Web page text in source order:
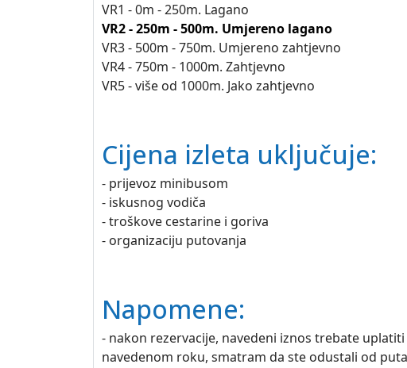
VR1 - 0m - 250m. Lagano
VR2 - 250m - 500m. Umjereno lagano
VR3 - 500m - 750m. Umjereno zahtjevno
VR4 - 750m - 1000m. Zahtjevno
VR5 - više od 1000m. Jako zahtjevno
Cijena izleta uključuje:
- prijevoz minibusom
- iskusnog vodiča
- troškove cestarine i goriva
- organizaciju putovanja
Napomene:
- nakon rezervacije, navedeni iznos trebate
navedenom roku, smatram da ste odustali od